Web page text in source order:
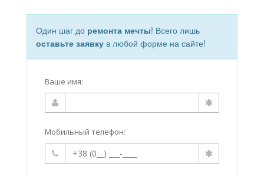
Один шаг до ремонта мечты! Всего лишь
оставьте заявку в любой форме на сайте!
Ваше имя:
Мобильный телефон: